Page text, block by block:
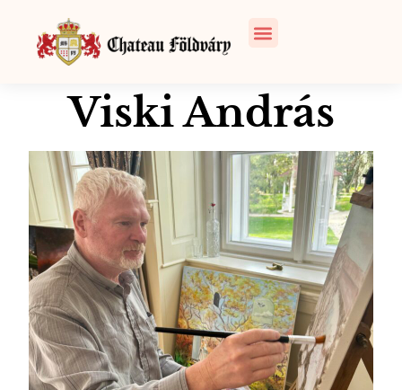
Viski András